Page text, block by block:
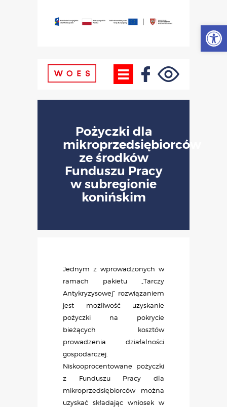
Pożyczki dla
mikroprzedsiębiorców
ze środków
Funduszu Pracy
w subregionie
konińskim
Jednym z wprowadzonych w
ramach pakietu „Tarczy
Antykryzysowej” rozwiązaniem
jest możliwość uzyskanie
pożyczki na pokrycie
bieżących kosztów
prowadzenia działalności
gospodarczej.
Niskooprocentowane pożyczki
z Funduszu Pracy dla
mikroprzedsiębiorców można
uzyskać składając wniosek w